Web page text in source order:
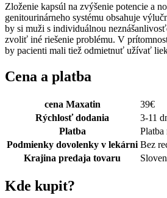
Zloženie kapsúl na zvýšenie potencie a
genitourinárneho systému obsahuje
by si muži s individuálnou
zvoliť iné riešenie problému. V
by pacienti mali tiež odmietnuť užívať
Cena a platba
cena Maxatin 39€
Rýchlosť dodania
3-11
Platba
Platba
Podmienky dovolenky v lekárni Bez
Krajina predaja tovaru
Kde kupit?